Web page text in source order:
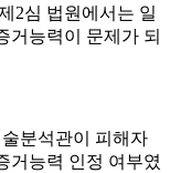
2심 법원에서는 일
거능력이 문제가 되
분석관이 피해자
거능력 인정 여부였